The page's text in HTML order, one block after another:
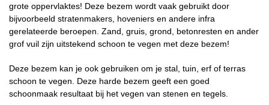
grote oppervlaktes! Deze bezem wordt vaak gebruikt door
bijvoorbeeld stratenmakers, hoveniers en andere infra
gerelateerde beroepen. Zand, gruis, grond, betonresten en ander
grof vuil zijn uitstekend schoon te vegen met deze bezem!
Deze bezem kan je ook gebruiken om je stal, tuin, erf of terras
schoon te vegen. Deze harde bezem geeft een goed
schoonmaak resultaat bij het vegen van stenen en tegels.